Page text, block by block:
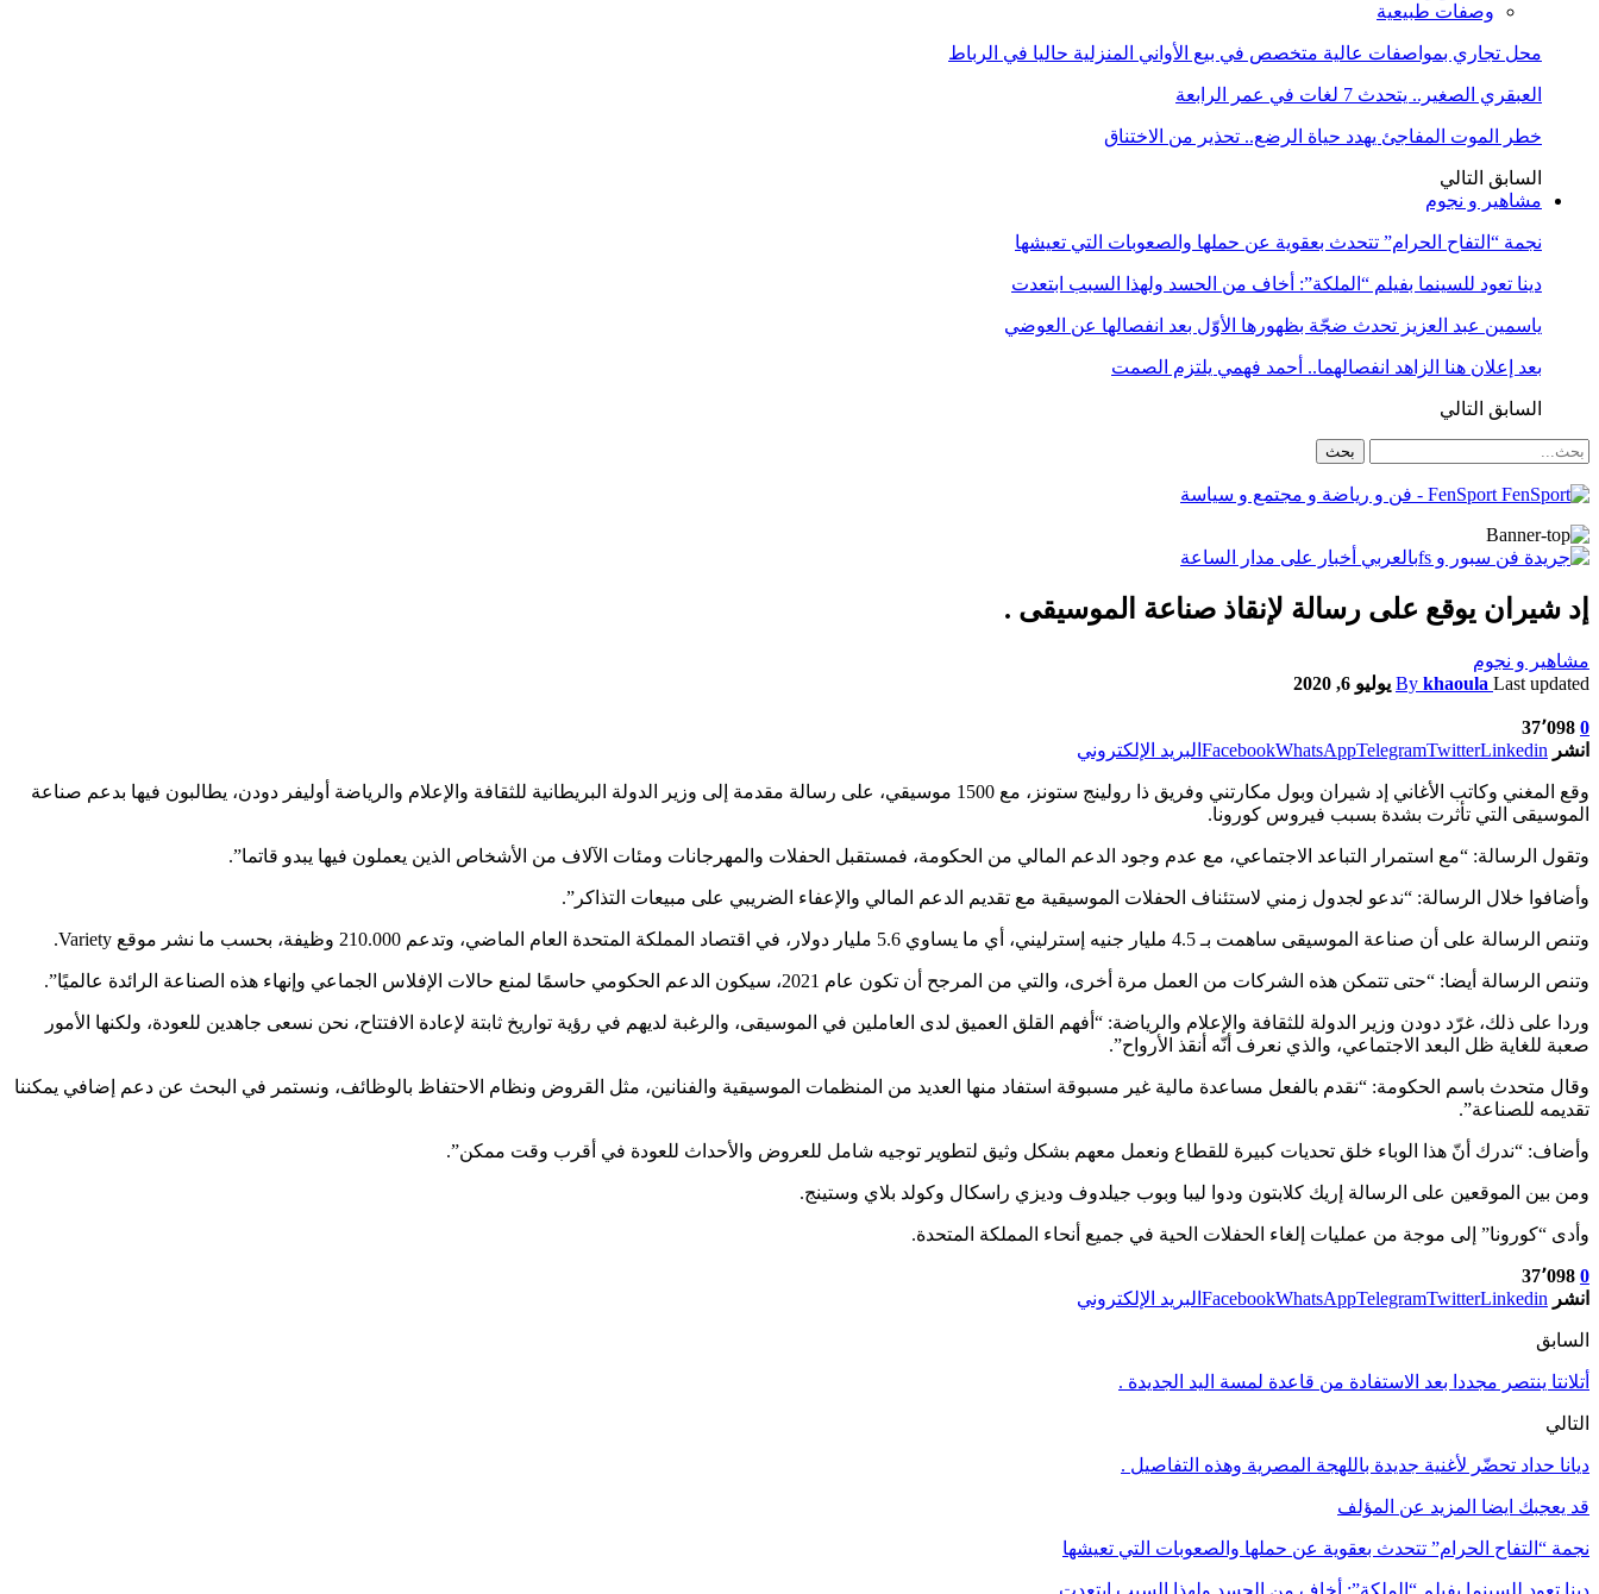
وصفات طبيعية
محل تجاري بمواصفات عالية متخصص في بيع الأواني المنزلية حاليا في الرباط
العبقري الصغير.. يتحدث 7 لغات في عمر الرابعة
خطر الموت المفاجئ يهدد حياة الرضع.. تحذير من الاختناق
السابق التالي
مشاهير و نجوم
نجمة “التفاح الحرام” تتحدث بعقوية عن حملها والصعوبات التي تعيشها
دينا تعود للسينما بفيلم “الملكة”: أخاف من الحسد ولهذا السبب ابتعدت
ياسمين عبد العزيز تحدث ضجّة بظهورها الأوّل بعد انفصالها عن العوضي
بعد إعلان هنا الزاهد انفصالهما.. أحمد فهمي يلتزم الصمت
السابق التالي
FenSport - فن و رياضة و مجتمع و سياسة
إد شيران يوقع على رسالة لإنقاذ صناعة الموسيقى .
مشاهير و نجوم
By khaoula Last updated يوليو 6, 2020
0 37٬098
انشر
FacebookWhatsAppTelegramTwitterLinkedin البريد الإلكتروني
وقع المغني وكاتب الأغاني إد شيران وبول مكارتني وفريق ذا رولينج ستونز، مع 1500 موسيقي، على رسالة مقدمة إلى وزير الدولة البريطانية للثقافة والإعلام والرياضة أوليفر دودن، يطالبون فيها بدعم صناعة
الموسيقى التي تأثرت بشدة بسبب فيروس كورونا.
وتقول الرسالة: “مع استمرار التباعد الاجتماعي، مع عدم وجود الدعم المالي من الحكومة، فمستقبل الحفلات والمهرجانات ومئات الآلاف من الأشخاص الذين يعملون فيها يبدو قاتما”.
وأضافوا خلال الرسالة: “ندعو لجدول زمني لاستئناف الحفلات الموسيقية مع تقديم الدعم المالي والإعفاء الضريبي على مبيعات التذاكر”.
وتنص الرسالة على أن صناعة الموسيقى ساهمت بـ 4.5 مليار جنيه إسترليني، أي ما يساوي 5.6 مليار دولار، في اقتصاد المملكة المتحدة العام الماضي، وتدعم 210.000 وظيفة، بحسب ما نشر موقع Variety.
وتنص الرسالة أيضا: “حتى تتمكن هذه الشركات من العمل مرة أخرى، والتي من المرجح أن تكون عام 2021، سيكون الدعم الحكومي حاسمًا لمنع حالات الإفلاس الجماعي وإنهاء هذه الصناعة الرائدة عالميًا”.
وردا على ذلك، غرّد دودن وزير الدولة للثقافة والإعلام والرياضة: “أفهم القلق العميق لدى العاملين في الموسيقى، والرغبة لديهم في رؤية تواريخ ثابتة لإعادة الافتتاح، نحن نسعى جاهدين للعودة، ولكنها الأمور
صعبة للغاية ظل البعد الاجتماعي، والذي نعرف أنّه أنقذ الأرواح”.
وقال متحدث باسم الحكومة: “نقدم بالفعل مساعدة مالية غير مسبوقة استفاد منها العديد من المنظمات الموسيقية والفنانين، مثل القروض ونظام الاحتفاظ بالوظائف، ونستمر في البحث عن دعم إضافي يمكننا
تقديمه للصناعة”.
وأضاف: “ندرك أنّ هذا الوباء خلق تحديات كبيرة للقطاع ونعمل معهم بشكل وثيق لتطوير توجيه شامل للعروض والأحداث للعودة في أقرب وقت ممكن”.
ومن بين الموقعين على الرسالة إريك كلابتون ودوا ليبا وبوب جيلدوف وديزي راسكال وكولد بلاي وستينج.
وأدى “كورونا” إلى موجة من عمليات إلغاء الحفلات الحية في جميع أنحاء المملكة المتحدة.
0 37٬098
انشر
FacebookWhatsAppTelegramTwitterLinkedin البريد الإلكتروني
السابق
أتلانتا ينتصر مجددا بعد الاستفادة من قاعدة لمسة اليد الجديدة .
التالي
ديانا حداد تحضّر لأغنية جديدة باللهجة المصرية وهذه التفاصيل .
قد يعجبك ايضا المزيد عن المؤلف
نجمة “التفاح الحرام” تتحدث بعقوية عن حملها والصعوبات التي تعيشها
دينا تعود للسينما بفيلم “الملكة”: أخاف من الحسد ولهذا السبب ابتعدت